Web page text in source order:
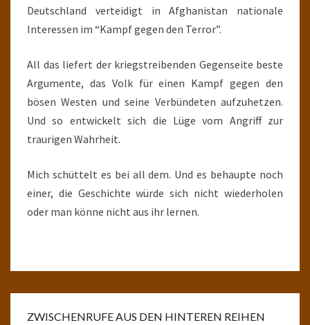
Deutschland verteidigt in Afghanistan nationale
Interessen im “Kampf gegen den Terror”.
All das liefert der kriegstreibenden Gegenseite beste
Argumente, das Volk für einen Kampf gegen den
bösen Westen und seine Verbündeten aufzuhetzen.
Und so entwickelt sich die Lüge vom Angriff zur
traurigen Wahrheit.
Mich schüttelt es bei all dem. Und es behaupte noch
einer, die Geschichte würde sich nicht wiederholen
oder man könne nicht aus ihr lernen.
ZWISCHENRUFE AUS DEN HINTEREN REIHEN